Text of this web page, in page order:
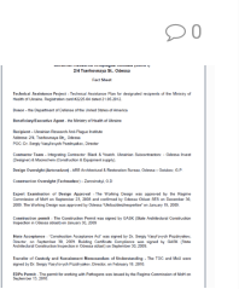
0